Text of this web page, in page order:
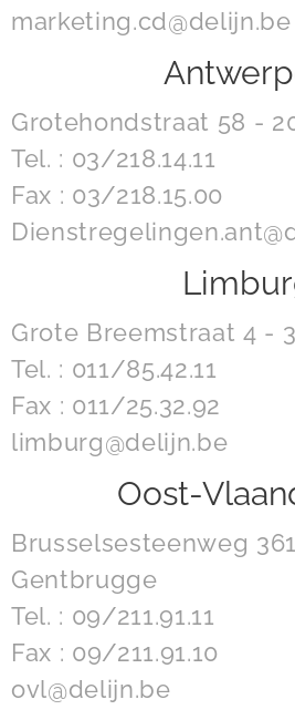
marketing.cd@delijn.be
Grotehondstraat 58 -
Tel. : 03/218.14.11
Fax : 03/218.15.00
Grote Breemstraat 4 -
Tel. : 011/85.42.11
Fax : 011/25.32.92
limburg@delijn.be
Oost-
Brusselsesteenweg
Gentbrugge
Tel. : 09/211.91.11
Fax : 09/211.91.10
ovl@delijn.be